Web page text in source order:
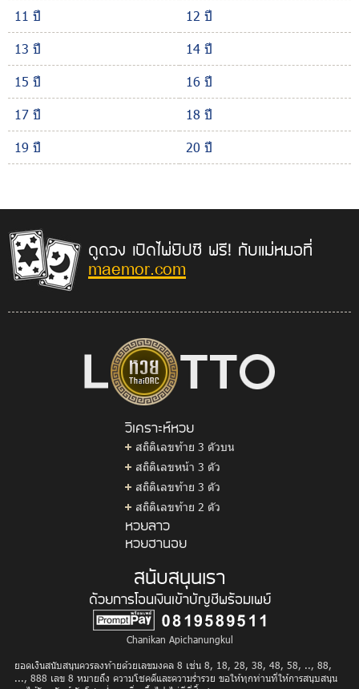
11 ปี
12 ปี
13 ปี
14 ปี
15 ปี
16 ปี
17 ปี
18 ปี
19 ปี
20 ปี
ดูดวง เปิดไพ่ยิปซี ฟรี! กับแม่หมอที่
maemor.com
วิเคราะห์หวย
สถิติเลขท้าย 3 ตัวบน
สถิติเลขหน้า 3 ตัว
สถิติเลขท้าย 3 ตัว
สถิติเลขท้าย 2 ตัว
หวยลาว
หวยฮานอย
สนับสนุนเรา
ด้วยการโอนเงินเข้าบัญชีพร้อมเพย์
Chanikan Apichanungkul
ยอดเงินสนับสนุนควรลงท้ายด้วยเลขมงคล 8 เช่น 8, 18, 28, 38, 48, 58, .., 88,
..., 888 เลข 8 หมายถึง ความโชคดีและความร่ำรวย ขอให้ทุกท่านที่ให้การสนุบสนุน